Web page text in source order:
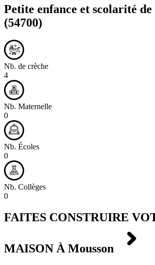
Petite enfance et scolarité de
(54700)
Nb. de crèche
4
Nb. Maternelle
0
Nb. Écoles
0
Nb. Collèges
0
FAITES CONSTRUIRE
MAISON À Mousson